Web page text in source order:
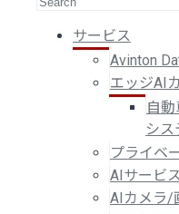
サービス
Avinton
エッジAI
自
シス
プライベ
AIサービ
AIカメラ/